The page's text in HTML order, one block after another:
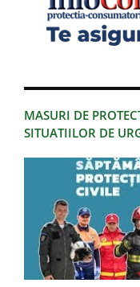
MASURI DE
SITUATIILOR DE